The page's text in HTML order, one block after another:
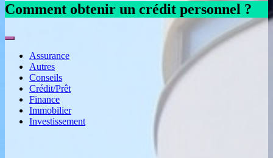
Comment obtenir un crédit personnel ?
Assurance
Autres
Conseils
Crédit/Prêt
Finance
Immobilier
Investissement